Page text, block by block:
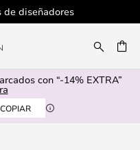
de diseñadores
con “-14% EXTRA”
COPIAR